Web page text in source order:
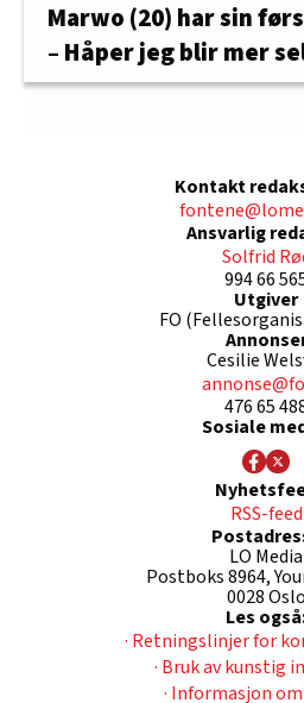
Marwo (20) har sin
– Håper jeg blir mer
Kontakt
Ansvarlig
Solfrid
994 66
Utgiver
FO
Cesilie
476 65
Sosiale
RSS-feed
LO Media
Postboks 8964,
0028 Oslo
Les
· Retningslinjer for
· Bruk av kunstig
· Informasjon